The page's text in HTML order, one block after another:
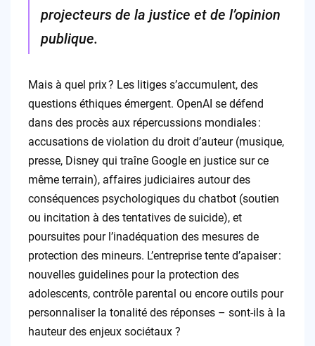
projecteurs de la justice et de l’opinion
publique.
Mais à quel prix ? Les litiges s’accumulent, des
questions éthiques émergent. OpenAI se défend
dans des procès aux répercussions mondiales :
accusations de violation du droit d’auteur (musique,
presse, Disney qui traîne Google en justice sur ce
même terrain), affaires judiciaires autour des
conséquences psychologiques du chatbot (soutien
ou incitation à des tentatives de suicide), et
poursuites pour l’inadéquation des mesures de
protection des mineurs. L’entreprise tente d’apaiser :
nouvelles guidelines pour la protection des
adolescents, contrôle parental ou encore outils pour
personnaliser la tonalité des réponses – sont-ils à la
hauteur des enjeux sociétaux ?